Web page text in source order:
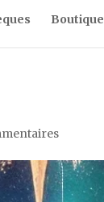
Boutique